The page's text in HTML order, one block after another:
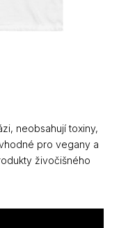
neobsahují toxiny,
pro vegany a
živočišného